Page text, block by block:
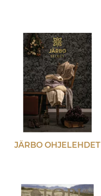
JÄRBO OHJELEHDET